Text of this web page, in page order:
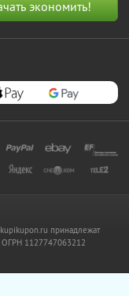
принадлежат
ОГРН 1127747063212